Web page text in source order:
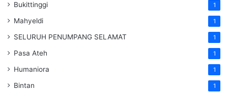
Bukittinggi 1
Mahyeldi 1
SELURUH PENUMPANG SELAMAT 1
Pasa Ateh 1
Humaniora 1
Bintan 1